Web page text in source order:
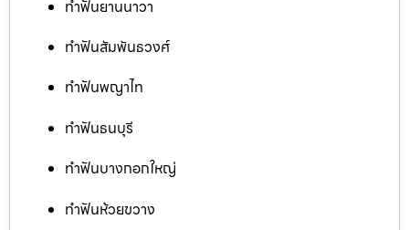
ทำฟันยานนาวา
ทำฟันสัมพันธวงศ์
ทำฟันพญาไท
ทำฟันธนบุรี
ทำฟันบางกอกใหญ่
ทำฟันห้วยขวาง